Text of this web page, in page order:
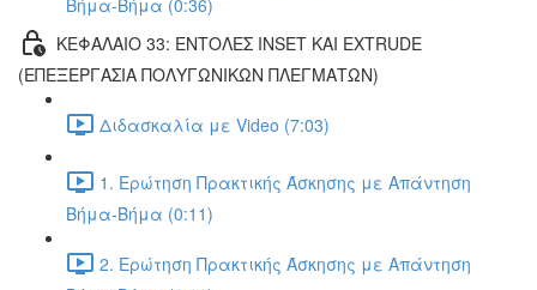
Βήμα-Βήμα (0:36)
ΚΕΦΑΛΑΙΟ 33: ΕΝΤΟΛΕΣ INSET ΚΑΙ EXTRUDE
(ΕΠΕΞΕΡΓΑΣΙΑ ΠΟΛΥΓΩΝΙΚΩΝ ΠΛΕΓΜΑΤΩΝ)
Διδασκαλία με Video (7:03)
1. Ερώτηση Πρακτικής Άσκησης με Απάντηση
Βήμα-Βήμα (0:11)
2. Ερώτηση Πρακτικής Άσκησης με Απάντηση